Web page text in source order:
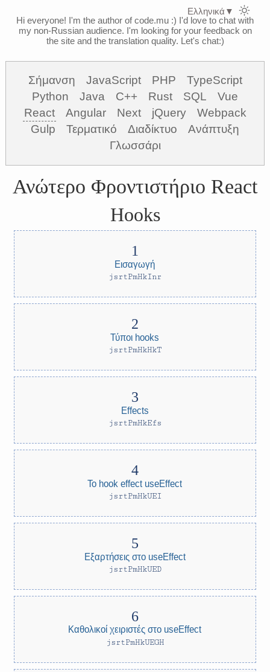
Hi everyone! I'm the author of code.mu :) I'd love to chat with
my non-Russian audience. I'm looking for your feedback on
the site and the translation quality. Let's chat:)
Σήμανση JavaScript PHP
TypeScript
Python
Java C++ Rust SQL
Vue
React
Angular Next jQuery
Webpack
Gulp
Τερματικό Διαδίκτυο
Ανάπτυξη
Γλωσσάρι
Ανώτερο Φροντιστήριο React
Hooks
Εισαγωγή
jsrtPmHkInr
Τύποι hooks
jsrtPmHkHkT
Effects
jsrtPmHkEfs
Το hook effect useEffect
jsrtPmHkUEI
Εξαρτήσεις στο useEffect
jsrtPmHkUED
Καθολικοί χειριστές στο useEffect
jsrtPmHkUEGH
Ελληνικά ▼